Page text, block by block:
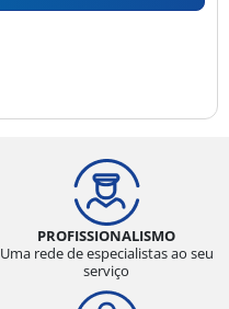
PROFISSIONALISMO
Uma rede de especialistas ao seu
serviço